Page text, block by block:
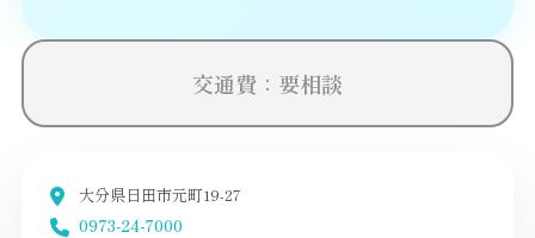
交通費：要相談
大分県日田市元町19-27
0973-24-7000